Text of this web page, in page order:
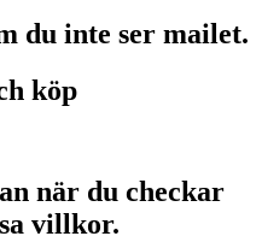
du inte ser mailet.
köp
när du checkar
villkor.